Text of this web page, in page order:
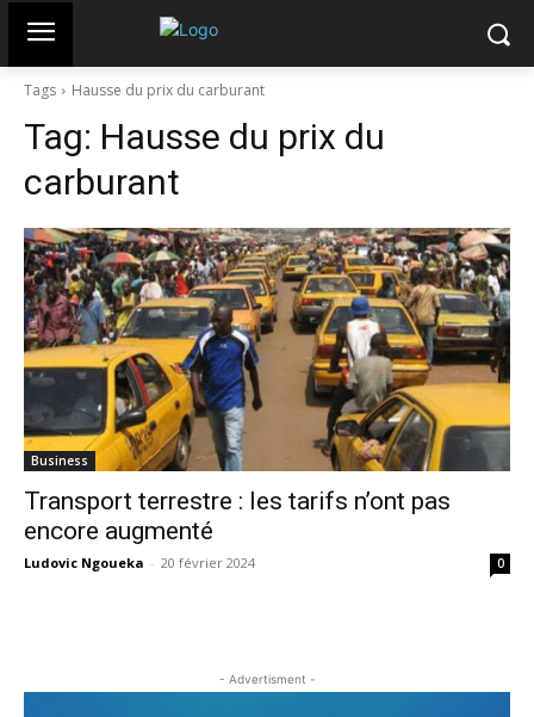
Tags Hausse du prix du carburant
Tag: Hausse du prix du
carburant
Business
Transport terrestre : les tarifs n’ont pas
encore augmenté
Ludovic Ngoueka - 20 février 2024 0
- Advertisment -